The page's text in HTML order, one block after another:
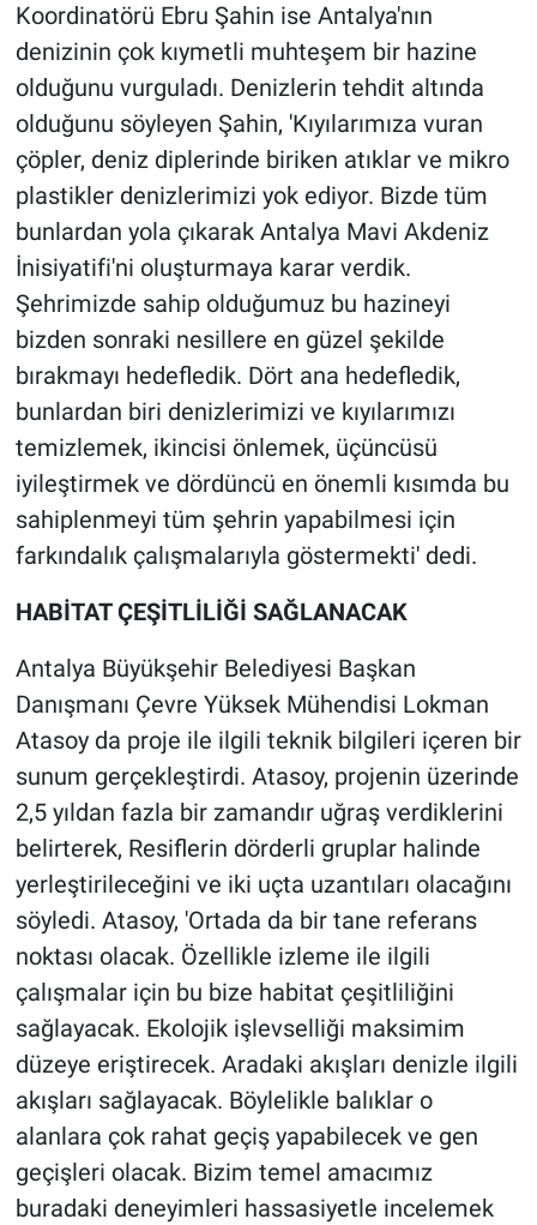
Koordinatörü Ebru Şahin ise Antalya'nın
denizinin çok kıymetli muhteşem bir hazine
olduğunu vurguladı. Denizlerin tehdit altında
olduğunu söyleyen Şahin, 'Kıyılarımıza vuran
çöpler, deniz diplerinde biriken atıklar ve mikro
plastikler denizlerimizi yok ediyor. Bizde tüm
bunlardan yola çıkarak Antalya Mavi Akdeniz
İnisiyatifi'ni oluşturmaya karar verdik.
Şehrimizde sahip olduğumuz bu hazineyi
bizden sonraki nesillere en güzel şekilde
bırakmayı hedefledik. Dört ana hedefledik,
bunlardan biri denizlerimizi ve kıyılarımızı
temizlemek, ikincisi önlemek, üçüncüsü
iyileştirmek ve dördüncü en önemli kısımda bu
sahiplenmeyi tüm şehrin yapabilmesi için
farkındalık çalışmalarıyla göstermekti' dedi.
HABİTAT ÇEŞİTLİLİĞİ SAĞLANACAK
Antalya Büyükşehir Belediyesi Başkan
Danışmanı Çevre Yüksek Mühendisi Lokman
Atasoy da proje ile ilgili teknik bilgileri içeren bir
sunum gerçekleştirdi. Atasoy, projenin üzerinde
2,5 yıldan fazla bir zamandır uğraş verdiklerini
belirterek, Resiflerin dörderli gruplar halinde
yerleştirileceğini ve iki uçta uzantıları olacağını
söyledi. Atasoy, 'Ortada da bir tane referans
noktası olacak. Özellikle izleme ile ilgili
çalışmalar için bu bize habitat çeşitliliğini
sağlayacak. Ekolojik işlevselliği maksimim
düzeye eriştirecek. Aradaki akışları denizle ilgili
akışları sağlayacak. Böylelikle balıklar o
alanlara çok rahat geçiş yapabilecek ve gen
geçişleri olacak. Bizim temel amacımız
buradaki deneyimleri hassasiyetle incelemek